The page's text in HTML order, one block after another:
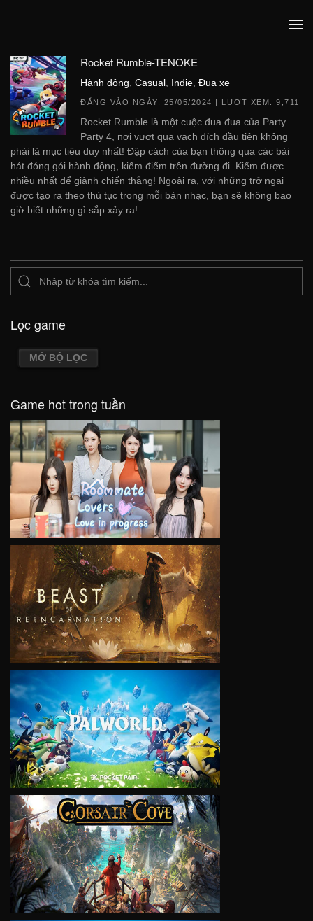
Rocket Rumble-TENOKE
Hành động Casual Indie Đua xe
ĐĂNG VÀO NGÀY: 25/05/2024 | LƯỢT XEM: 9,711
Rocket Rumble là một cuộc đua đua của Party
Party 4, nơi vượt qua vạch đích đầu tiên không
phải là mục tiêu duy nhất! Đập cách của bạn thông qua các bài
hát đóng gói hành động, kiếm điểm trên đường đi. Kiếm được
nhiều nhất để giành chiến thắng! Ngoài ra, với những trở ngại
được tạo ra theo thủ tục trong mỗi bản nhạc, bạn sẽ không bao
giờ biết những gì sắp xảy ra! ...
Lọc game
MỞ BỘ LỌC
Game hot trong tuần
VIEW
VIEW
VIEW
VIEW